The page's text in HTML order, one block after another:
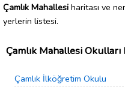
Çamlık Mahallesi haritası ve
yerlerin listesi.
Çamlık Mahallesi
Çamlık İlköğretim Okulu